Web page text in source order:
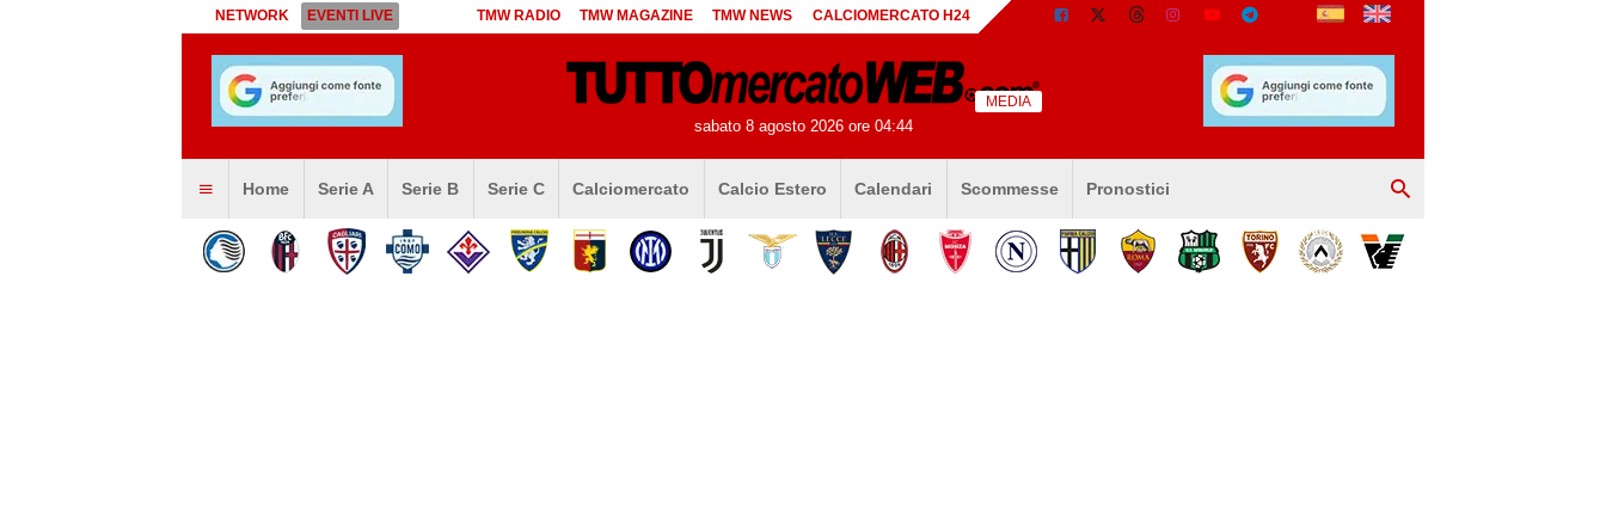
NETWORK EVENTI LIVE TMW RADIO TMW MAGAZINE TMW NEWS CALCIOMERCATO H24
sabato 8 agosto 2026 ore 04:44
MEDIA
Home Serie A Serie B Serie C Calciomercato Calcio Estero Calendari Scommesse Pronostici